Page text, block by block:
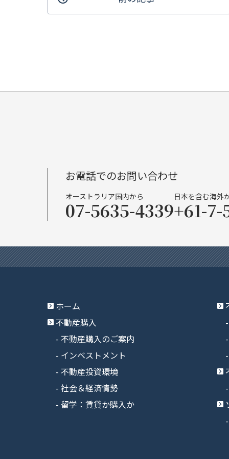
お電話でのお問い合わせ
オーストラリア国内から
07-5635-4339
日本を含む海外
+61-
ホーム
不動産購入
不動産購入のご案内
インベストメント
不動産投資環境
社会＆経済情勢
留学：賃貸か購入か